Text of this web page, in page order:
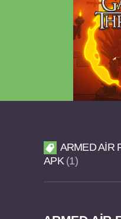
ARMED AIR
APK 1